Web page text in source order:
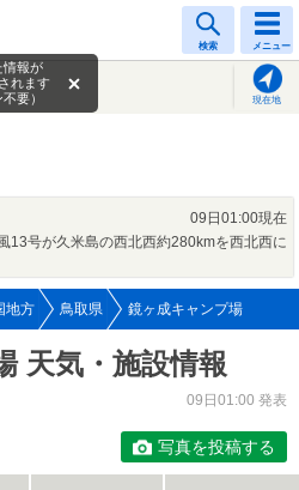
検索 メニュー
現在地
情報が
れます
要）
09日01:00現在
13号が久米島の西北西約280kmを西北西に
地方 鳥取県 鏡ヶ成キャンプ場
天気・施設情報
09日01:00 発表
写真を投稿する